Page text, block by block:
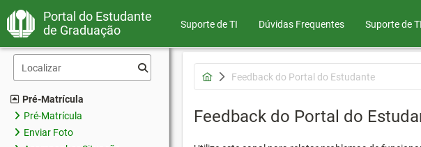
Portal do Estudante
de Graduação
Suporte de TI Dúvidas Frequentes Suporte de TI
Pré-Matrícula
Pré-Matrícula
Enviar Foto
Feedback do Portal do Estudante
Feedback do Portal do